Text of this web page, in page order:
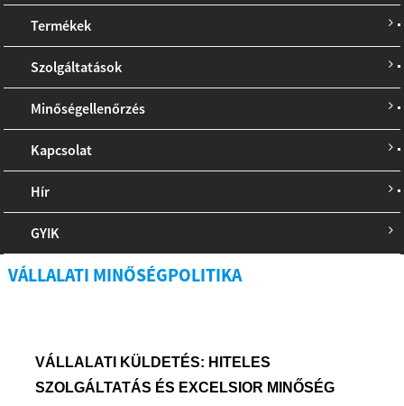
Termékek
Szolgáltatások
Minőségellenőrzés
Kapcsolat
Hír
GYIK
VÁLLALATI MINŐSÉGPOLITIKA
VÁLLALATI KÜLDETÉS: HITELES
SZOLGÁLTATÁS ÉS EXCELSI OR MINŐSÉG